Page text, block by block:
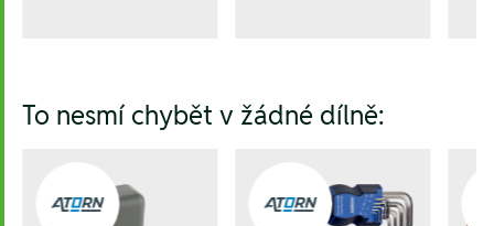
To nesmí chybět v žádné dílně: